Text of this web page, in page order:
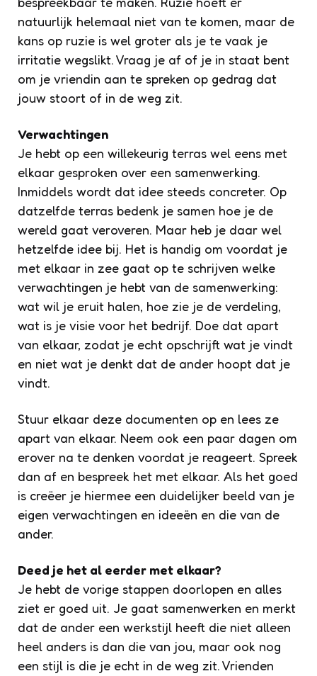
natuurlijk helemaal niet van te komen, maar de
kans op ruzie is wel groter als je te vaak je
irritatie wegslikt. Vraag je af of je in staat bent
om je vriendin aan te spreken op gedrag dat
jouw stoort of in de weg zit.
Verwachtingen
Je hebt op een willekeurig terras wel eens met
elkaar gesproken over een samenwerking.
Inmiddels wordt dat idee steeds concreter. Op
datzelfde terras bedenk je samen hoe je de
wereld gaat veroveren. Maar heb je daar wel
hetzelfde idee bij. Het is handig om voordat je
met elkaar in zee gaat op te schrijven welke
verwachtingen je hebt van de samenwerking:
wat wil je eruit halen, hoe zie je de verdeling,
wat is je visie voor het bedrijf. Doe dat apart
van elkaar, zodat je echt opschrijft wat je vindt
en niet wat je denkt dat de ander hoopt dat je
vindt.
Stuur elkaar deze documenten op en lees ze
apart van elkaar. Neem ook een paar dagen om
erover na te denken voordat je reageert. Spreek
dan af en bespreek het met elkaar. Als het goed
is creëer je hiermee een duidelijker beeld van je
eigen verwachtingen en ideeën en die van de
ander.
Deed je het al eerder met elkaar?
Je hebt de vorige stappen doorlopen en alles
ziet er goed uit. Je gaat samenwerken en merkt
dat de ander een werkstijl heeft die niet alleen
heel anders is dan die van jou, maar ook nog
een stijl is die je echt in de weg zit. Vrienden